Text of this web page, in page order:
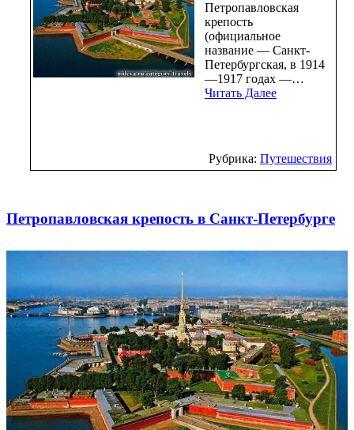
Петропавловская
крепость
(официальное
название — Санкт-
Петербургская, в 1914
—1917 годах —…
Читать Далее
Рубрика: Путешествия
Петропавловская крепость в Санкт-Петербурге